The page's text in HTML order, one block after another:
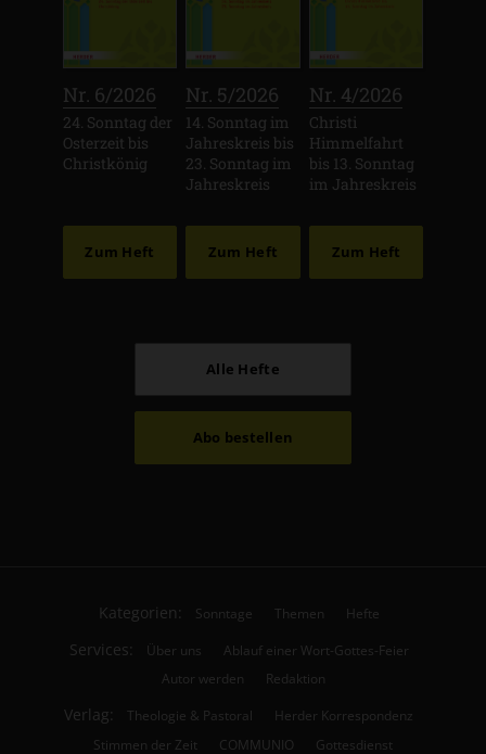
Nr. 6/2026
24. Sonntag der
Osterzeit bis
Christkönig
Zum Heft
Nr. 5/2026
14. Sonntag im
Jahreskreis bis
23. Sonntag im
Jahreskreis
Zum Heft
Nr. 4/2026
Christi
Himmelfahrt
bis 13. Sonntag
im Jahreskreis
Zum Heft
Alle Hefte
Abo bestellen
Kategorien: Sonntage Themen Hefte
Services: Über uns
Ablauf einer Wort-Gottes-Feier
Autor werden
Redaktion
Verlag: Theologie & Pastoral
Herder Korrespondenz
Stimmen der Zeit
COMMUNIO
Gottesdienst